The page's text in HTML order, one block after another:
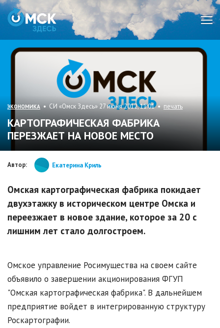
ЭКОНОМИКА • СИ «Омск Здесь» 27 июня 2012, 11:01 • печать
КАРТОГРАФИЧЕСКАЯ ФАБРИКА
ПЕРЕЗЖАЕТ НА НОВОЕ МЕСТО
Автор: Екатерина Криль
Омская картографическая фабрика покидает
двухэтажку в историческом центре Омска и
переезжает в новое здание, которое за 20 с
лишним лет стало долгостроем.
Омское управление Росимущества на своем сайте
объявило о завершении акционирования ФГУП
"Омская картографическая фабрика". В дальнейшем
предприятие войдет в интегрированную структуру
Роскартографии.